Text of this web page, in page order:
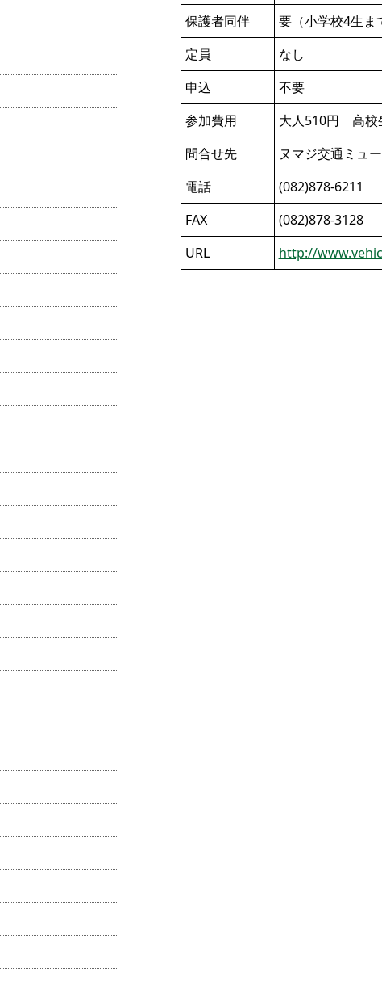
保護者同伴
要（小学校4生ま
定員
なし
申込
不要
参加費用
大人510円 高校
問合せ先
ヌマジ交通ミュ
電話
(082)878-6211
FAX
(082)878-3128
URL
http://